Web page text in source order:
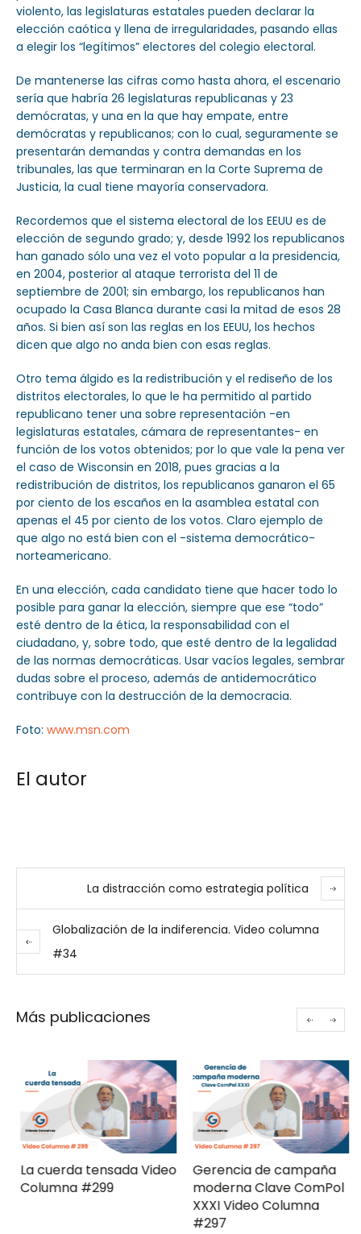
violento, las legislaturas estatales pueden declarar la
elección caótica y llena de irregularidades, pasando ellas
a elegir los “legítimos” electores del colegio electoral.
De mantenerse las cifras como hasta ahora, el escenario
sería que habría 26 legislaturas republicanas y 23
demócratas, y una en la que hay empate, entre
demócratas y republicanos; con lo cual, seguramente se
presentarán demandas y contra demandas en los
tribunales, las que terminaran en la Corte Suprema de
Justicia, la cual tiene mayoría conservadora.
Recordemos que el sistema electoral de los EEUU es de
elección de segundo grado; y, desde 1992 los republicanos
han ganado sólo una vez el voto popular a la presidencia,
en 2004, posterior al ataque terrorista del 11 de
septiembre de 2001; sin embargo, los republicanos han
ocupado la Casa Blanca durante casi la mitad de esos 28
años. Si bien así son las reglas en los EEUU, los hechos
dicen que algo no anda bien con esas reglas.
Otro tema álgido es la redistribución y el rediseño de los
distritos electorales, lo que le ha permitido al partido
republicano tener una sobre representación -en
legislaturas estatales, cámara de representantes- en
función de los votos obtenidos; por lo que vale la pena ver
el caso de Wisconsin en 2018, pues gracias a la
redistribución de distritos, los republicanos ganaron el 65
por ciento de los escaños en la asamblea estatal con
apenas el 45 por ciento de los votos. Claro ejemplo de
que algo no está bien con el -sistema democrático-
norteamericano.
En una elección, cada candidato tiene que hacer todo lo
posible para ganar la elección, siempre que ese “todo”
esté dentro de la ética, la responsabilidad con el
ciudadano, y, sobre todo, que esté dentro de la legalidad
de las normas democráticas. Usar vacíos legales, sembrar
dudas sobre el proceso, además de antidemocrático
contribuye con la destrucción de la democracia.
Foto: www.msn.com
El autor
La distracción como estrategia política
Globalización de la indiferencia. Video columna
#34
Más publicaciones
La cuerda tensada Video
Columna #299
Gerencia de campaña
moderna Clave ComPol
XXXI Video Columna
#297